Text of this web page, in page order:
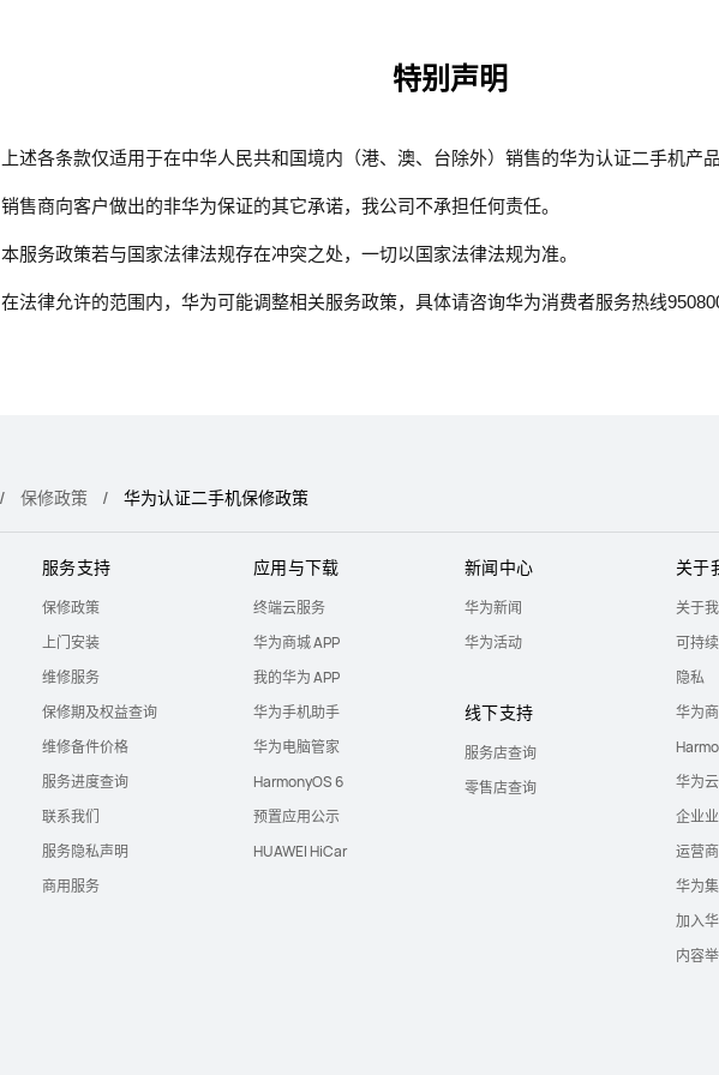
特别声明
上述各条款仅适用于在中华人民共和国境内（港、澳、台除外）销售的华为认证二手机产品
销售商向客户做出的非华为保证的其它承诺，我公司不承担任何责任。
本服务政策若与国家法律法规存在冲突之处，一切以国家法律法规为准。
在法律允许的范围内，华为可能调整相关服务政策，具体请咨询华为消费者服务热线950800
保修政策 华为认证二手机保修政策
服务支持
保修政策
上门安装
维修服务
保修期及权益查询
维修备件价格
服务进度查询
联系我们
服务隐私声明
商用服务
应用与下载
终端云服务
华为商城 APP
我的华为 APP
华为手机助手
华为电脑管家
HarmonyOS 6
预置应用公示
HUAWEI HiCar
新闻中心
华为新闻
华为活动
线下支持
服务店查询
零售店查询
关于
关于
可持
隐私
华为
华为云
企业
运营
华为
加入
内容